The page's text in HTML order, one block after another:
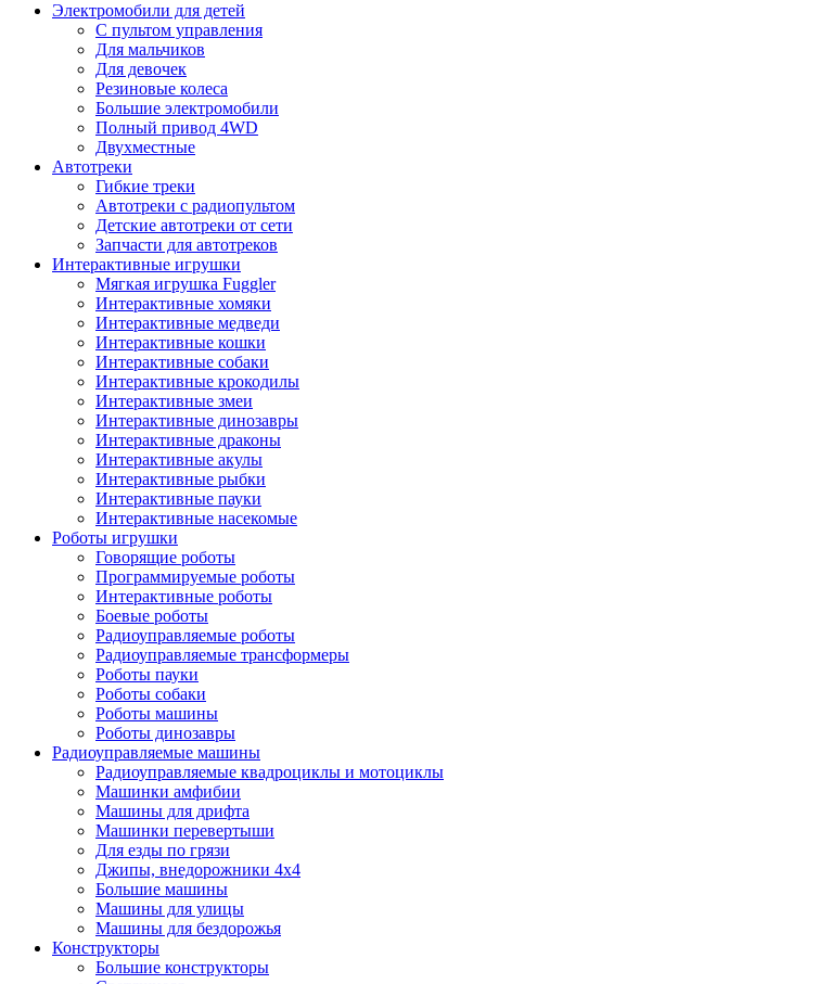
Электромобили для детей
С пультом управления
Для мальчиков
Для девочек
Резиновые колеса
Большие электромобили
Полный привод 4WD
Двухместные
Автотреки
Гибкие треки
Автотреки с радиопультом
Детские автотреки от сети
Запчасти для автотреков
Интерактивные игрушки
Мягкая игрушка Fuggler
Интерактивные хомяки
Интерактивные медведи
Интерактивные кошки
Интерактивные собаки
Интерактивные крокодилы
Интерактивные змеи
Интерактивные динозавры
Интерактивные драконы
Интерактивные акулы
Интерактивные рыбки
Интерактивные пауки
Интерактивные насекомые
Роботы игрушки
Говорящие роботы
Программируемые роботы
Интерактивные роботы
Боевые роботы
Радиоуправляемые роботы
Радиоуправляемые трансформеры
Роботы пауки
Роботы собаки
Роботы машины
Роботы динозавры
Радиоуправляемые машины
Радиоуправляемые квадроциклы и мотоциклы
Машинки амфибии
Машины для дрифта
Машинки перевертыши
Для езды по грязи
Джипы, внедорожники 4x4
Большие машины
Машины для улицы
Машины для бездорожья
Конструкторы
Большие конструкторы